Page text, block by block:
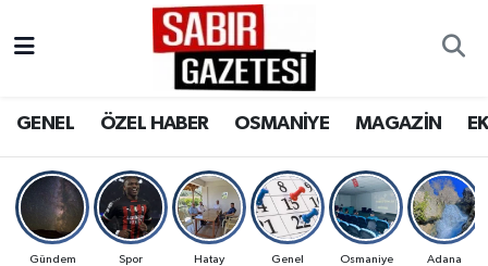
GENEL ÖZEL HABER OSMANİYE MAGAZİN
Gündem Spor Hatay Genel Osmaniye Adana
OSMANİYE
MAGAZİN
Osmaniye Nöbetçi Eczaneler
Osmaniye Trafik Yoğunluk Haritası
Süper Lig Puan Durumu ve Fikstür